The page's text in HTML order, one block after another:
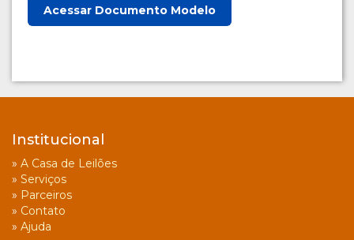
Acessar Documento Modelo
Institucional
» A Casa de Leilões
» Serviços
» Parceiros
» Contato
» Ajuda